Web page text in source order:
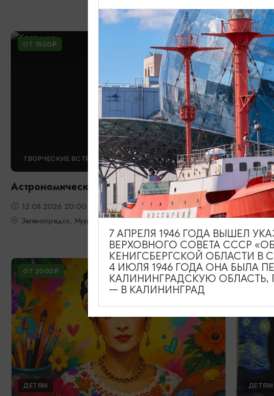
ОТ 1500₽
ТВОРЧЕСКИЕ ВСТРЕЧИ И ЛЕКЦИИ
Астрономический вечер на Башне
12.08.2026 20:00
Зеленоградск, Мурариум
ОТ
Алекс
ОТ 2000₽
ДЕТЯМ
ОТ
ДЕТЯМ
7 АПРЕЛЯ 1946 ГОДА ВЫШЕЛ
ВЕРХОВНОГО СОВЕТА СССР
КЕНИГСБЕРГСКОЙ ОБЛАСТИ В
4 ИЮЛЯ 1946 ГОДА ОНА БЫЛА
КАЛИНИНГРАДСКУЮ ОБЛАСТЬ,
— В КАЛИНИНГРАД